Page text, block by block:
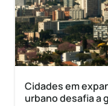
Cidades em
urbano desafia a